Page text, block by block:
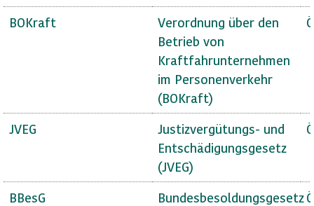
BOKraft
Verordnung über den
Betrieb von
Kraftfahrunternehmen
im Personenverkehr
(BOKraft)
JVEG
Justizvergütungs- und
Entschädigungsgesetz
(JVEG)
BBesG
Bundesbesoldungsgesetz